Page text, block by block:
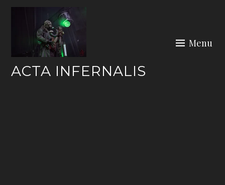
Skip
ACTA INFERNALIS
Menu